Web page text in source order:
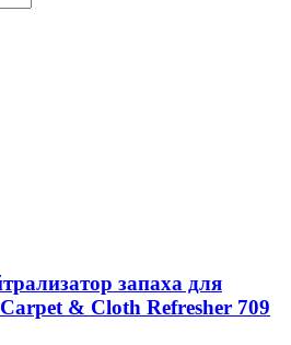
запаха для
& Cloth Refresher 709